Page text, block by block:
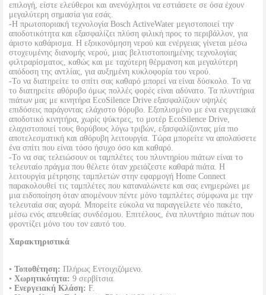
επιλογή, είστε ελεύθεροι και ανενόχλητοι να εστιάσετε σε όσα έχουν
μεγαλύτερη σημασία για εσάς.
-H πρωτοποριακή τεχνολογία Bosch ActiveWater μεγιστοποιεί την
αποδοτικότητα και εξασφαλίζει πλύση φιλική προς το περιβάλλον, για
άριστο καθάρισμα. Η εξοικονόμηση νερού και ενέργειας γίνεται μέσω
στοχευμένης διανομής νερού, μιας βελτιστοποιημένης τεχνολογίας
φιλτραρίσματος, καθώς και με ταχύτερη θέρμανση και μεγαλύτερη
απόδοση της αντλίας, για αυξημένη κυκλοφορία του νερού.
-Το να διατηρείτε το σπίτι σας καθαρό μπορεί να είναι δύσκολο. Το να
το διατηρείτε αθόρυβο όμως πολλές φορές είναι αδύνατο. Τα πλυντήρια
πιάτων μας με κινητήρα EcoSilence Drive εξασφαλίζουν υψηλές
επιδόσεις παράγοντας ελάχιστο θόρυβο. Εξοπλισμένο με ένα ενεργειακά
αποδοτικό κινητήρα, χωρίς ψύκτρες, το μοτέρ EcoSilence Drive,
ελαχιστοποιεί τους θορύβους λόγω τριβών, εξασφαλίζοντας μία πιο
αποτελεσματική και αθόρυβη λειτουργία. Τώρα μπορείτε να απολαύσετε
ένα σπίτι που είναι τόσο ήσυχο όσο και καθαρό.
-Το να σας τελειώσουν οι ταμπλέτες του πλυντηρίου πιάτων είναι το
τελευταίο πράγμα που θέλετε όταν χρειάζεστε καθαρά πιάτα. Η
λειτουργία μέτρησης ταμπλετών στην εφαρμογή Home Connect
παρακολουθεί τις ταμπλέτες που καταναλώνετε και σας ενημερώνει με
μια ειδοποίηση όταν απομένουν πέντε μόνο ταμπλέτες σύμφωνα με την
τελευταία σας αγορά. Μπορείτε εύκολα να παραγγείλετε νέο πακέτο,
μέσω ενός απευθείας συνδέσμου. Επιτέλους, ένα πλυντήριο πιάτων που
φροντίζει μόνο του τον εαυτό του.
Χαρακτηριστικά
• Τοποθέτηση: Πλήρως Εντοιχιζόμενο.
• Χωρητικότητα: 9 σερβίτσια.
• Ενεργειακή Κλάση: F.